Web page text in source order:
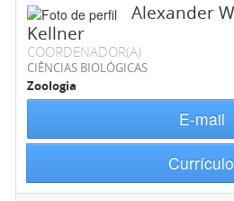
Alexander
Kellner
COORDENADOR(A)
CIÊNCIAS BIOLÓGICAS
Zoologia
E-mail
Currículo